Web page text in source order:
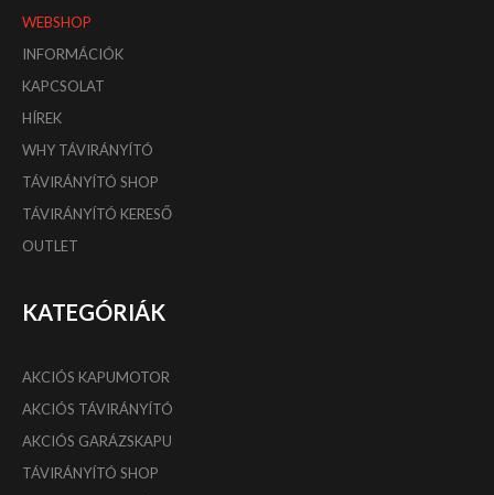
WEBSHOP
INFORMÁCIÓK
KAPCSOLAT
HÍREK
WHY TÁVIRÁNYÍTÓ
TÁVIRÁNYÍTÓ SHOP
TÁVIRÁNYÍTÓ KERESŐ
OUTLET
KATEGÓRIÁK
AKCIÓS KAPUMOTOR
AKCIÓS TÁVIRÁNYÍTÓ
AKCIÓS GARÁZSKAPU
TÁVIRÁNYÍTÓ SHOP